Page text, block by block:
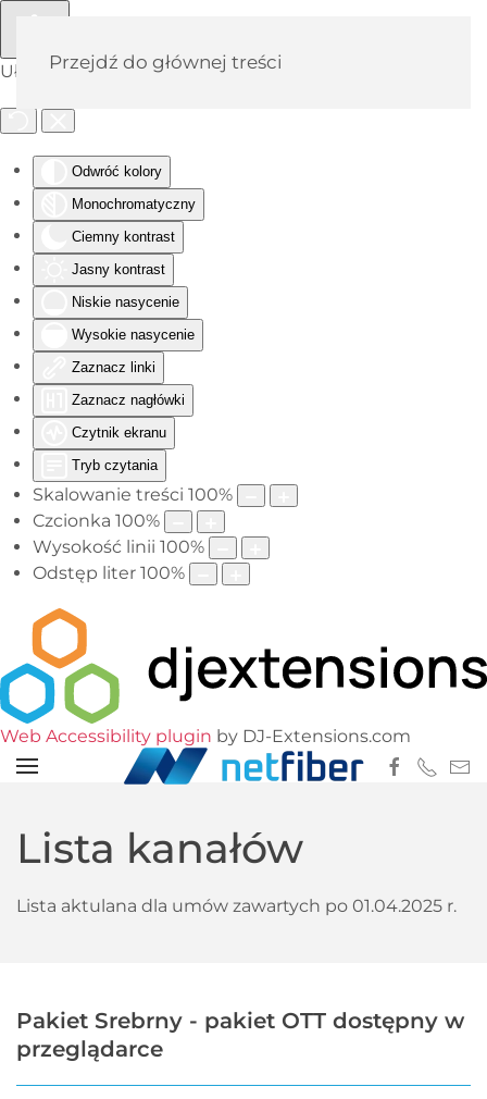
Ułatwienia dostępu
Odwróć kolory
Monochromatyczny
Ciemny kontrast
Jasny kontrast
Niskie nasycenie
Wysokie nasycenie
Zaznacz linki
Zaznacz nagłówki
Czytnik ekranu
Tryb czytania
Skalowanie treści 100%
Czcionka 100%
Wysokość linii 100%
Odstęp liter 100%
Web Accessibility plugin by DJ-Extensions.com
Przejdź do głównej treści
Lista kanałów
Lista aktulana dla umów zawartych po 01.04.2025 r.
Pakiet Srebrny - pakiet OTT dostępny w
przeglądarce